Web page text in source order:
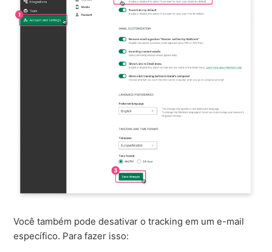
Você também pode desativar o tracking em um e-mail
específico. Para fazer isso: